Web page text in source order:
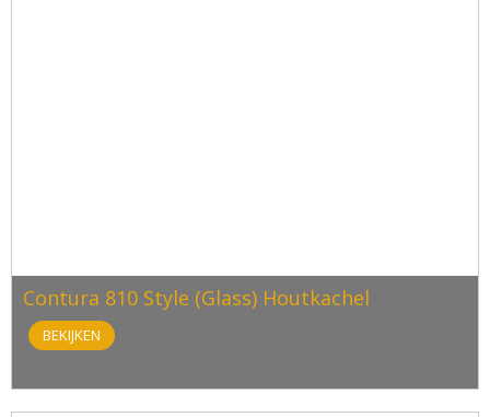
Contura 810 Style (Glass) Houtkachel
BEKIJKEN